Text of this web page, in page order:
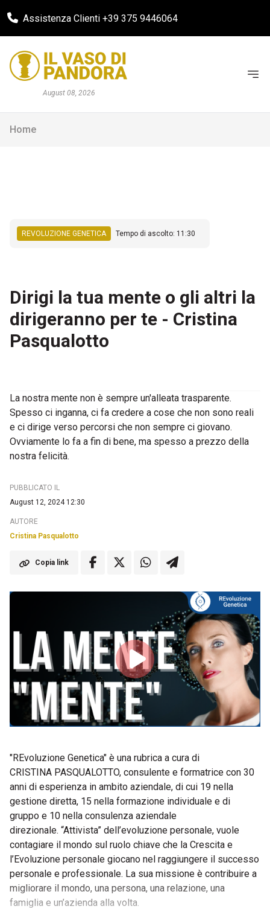
Assistenza Clienti +39 375 9446064
August 08, 2026
Home
REVOLUZIONE GENETICA Tempo di ascolto: 11:30
Dirigi la tua mente o gli altri la
dirigeranno per te - Cristina
Pasqualotto
La nostra mente non è sempre un'alleata trasparente.
Spesso ci inganna, ci fa credere a cose che non sono reali
e ci dirige verso percorsi che non sempre ci giovano.
Ovviamente lo fa a fin di bene, ma spesso a prezzo della
nostra felicità.
PUBBLICATO IL
August 12, 2024 12:30
AUTORE
Cristina Pasqualotto
Copia link
"REvoluzione Genetica" è una rubrica a cura di
CRISTINA PASQUALOTTO, consulente e formatrice con 30
anni di esperienza in ambito aziendale, di cui 19 nella
gestione diretta, 15 nella formazione individuale e di
gruppo e 10 nella consulenza aziendale
direzionale. “Attivista” dell’evoluzione personale, vuole
contagiare il mondo sul ruolo chiave che la Crescita e
l’Evoluzione personale giocano nel raggiungere il successo
personale e professionale. La sua missione è contribuire a
migliorare il mondo, una persona, una relazione, una
famiglia e un’azienda alla volta.